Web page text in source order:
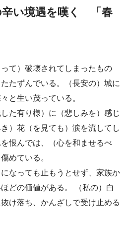
辛い境遇を嘆く 「春
って）破壊されてしまったもの
たずんでいる。（長安の）城に
と生い茂っている。
た有り様）に（悲しみを）感じ
）花（を見ても）涙を流してし
恨んでは、（心を和ませるべ
めている。
になっても止もうとせず、家族か
どの価値がある。 （私の）白
け落ち、かんざしで受け止める